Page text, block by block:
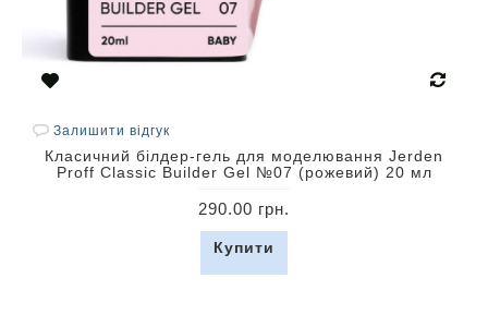
Залишити відгук
Класичний білдер-гель для моделювання Jerden
Proff Classic Builder Gel №07 (рожевий) 20 мл
290.00 грн.
Купити